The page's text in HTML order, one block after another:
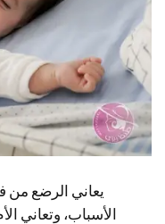
يعاني الرضع من
الأسباب، وتعاني